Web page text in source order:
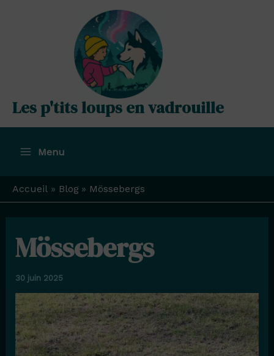
Les p'tits loups en vadrouille
Menu
Menu
Accueil Blog Mössebergs
Mössebergs
30 juin 2025